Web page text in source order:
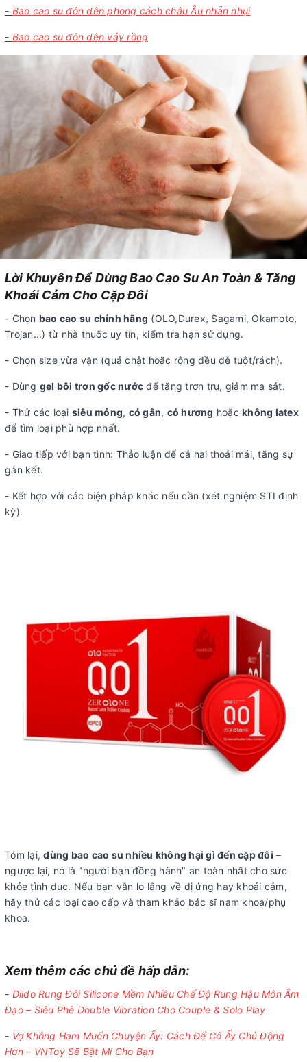
- Bao cao su đôn dên phong cách châu Âu nhẵn nhụi
- Bao cao su đôn dên vảy rồng
Lời Khuyên Để Dùng Bao Cao Su An Toàn & Tăng
Khoái Cảm Cho Cặp Đôi
- Chọn bao cao su chính hãng (OLO,Durex, Sagami, Okamoto,
Trojan...) từ nhà thuốc uy tín, kiểm tra hạn sử dụng.
- Chọn size vừa vặn (quá chật hoặc rộng đều dễ tuột/rách).
- Dùng gel bôi trơn gốc nước để tăng trơn tru, giảm ma sát.
- Thử các loại siêu mỏng, có gân, có hương hoặc không latex
để tìm loại phù hợp nhất.
- Giao tiếp với bạn tình: Thảo luận để cả hai thoải mái, tăng sự
gắn kết.
- Kết hợp với các biện pháp khác nếu cần (xét nghiệm STI định
kỳ).
Tóm lại,dùng bao cao su nhiều không hại gì đến cặp đôi –
ngược lại, nó là "người bạn đồng hành" an toàn nhất cho sức
khỏe tình dục. Nếu bạn vẫn lo lắng về dị ứng hay khoái cảm,
hãy thử các loại cao cấp và tham khảo bác sĩ nam khoa/phụ
khoa.
Xem thêm các chủ đề hấp dẫn:
- Dildo Rung Đôi Silicone Mềm Nhiều Chế Độ Rung Hậu Môn Âm
Đạo – Siêu Phê Double Vibration Cho Couple & Solo Play
- Vợ Không Ham Muốn Chuyện Ấy: Cách Để Cô Ấy Chủ Động
Hơn – VNToy Sẽ Bật Mí Cho Bạn